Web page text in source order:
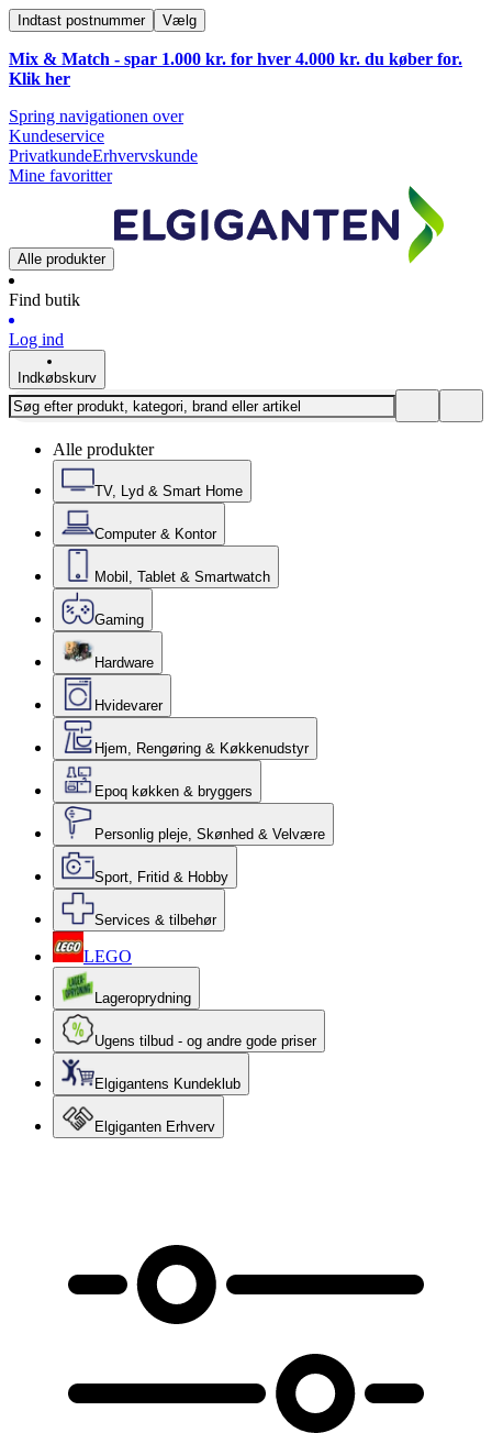
Indtast postnummer Vælg
Mix & Match - spar 1.000 kr. for hver 4.000 kr. du køber for.
Klik her
Spring navigationen over
Kundeservice
PrivatkundeErhvervskunde
Mine favoritter
Alle produkter
Find butik
Log ind
Indkøbskurv
Alle produkter
TV, Lyd & Smart Home
Computer & Kontor
Mobil, Tablet & Smartwatch
Gaming
Hardware
Hvidevarer
Hjem, Rengøring & Køkkenudstyr
Epoq køkken & bryggers
Personlig pleje, Skønhed & Velvære
Sport, Fritid & Hobby
Services & tilbehør
LEGO
Lageroprydning
Ugens tilbud - og andre gode priser
Elgigantens Kundeklub
Elgiganten Erhverv